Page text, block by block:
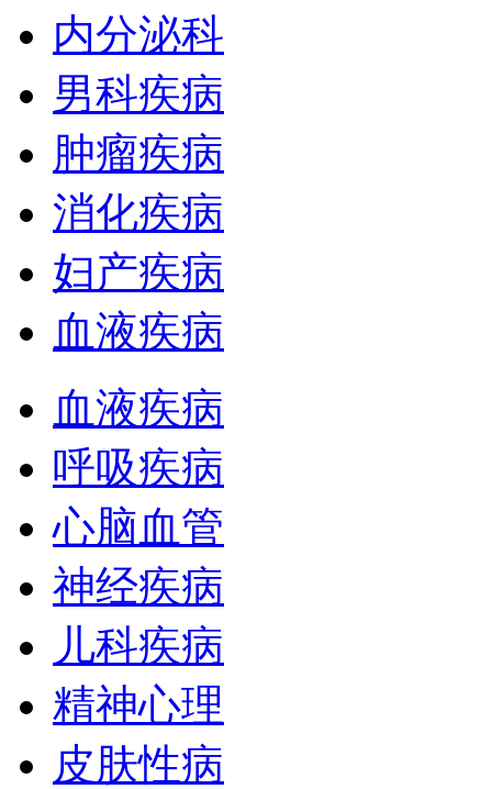
内分泌科
男科疾病
肿瘤疾病
消化疾病
妇产疾病
血液疾病
血液疾病
呼吸疾病
心脑血管
神经疾病
儿科疾病
精神心理
皮肤性病